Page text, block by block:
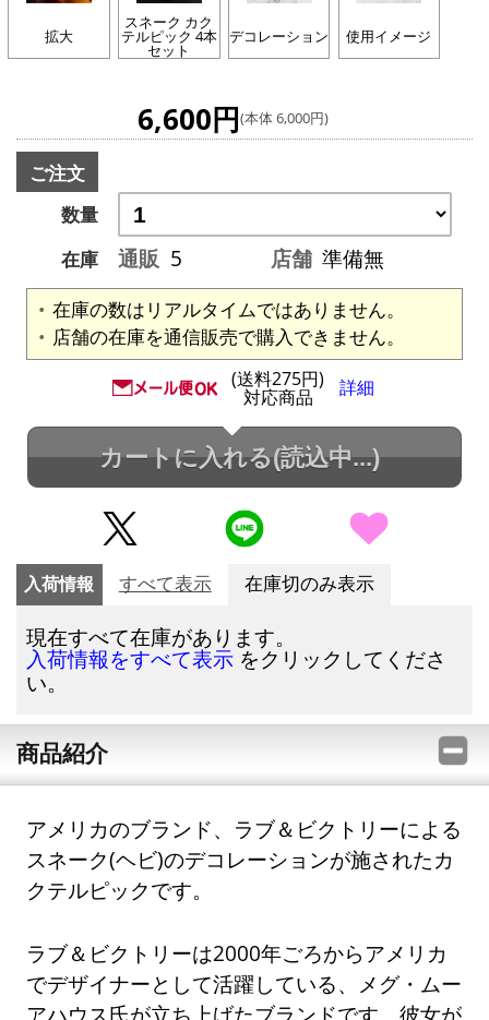
拡大
スネーク カク
テルピック 4本
セット
デコレーション 使用イメージ
6,600円(本体 6,000円)
ご注文
数量
在庫
通販 5 店舗 準備無
在庫の数はリアルタイムではありません。
店舗の在庫を通信販売で購入できません。
(送料275円)
対応商品 詳細
カートに入れる(読込中...)
入荷情報 すべて表示 在庫切のみ表示
現在すべて在庫があります。
入荷情報をすべて表示 をクリックしてくださ
い。
商品紹介
アメリカのブランド、ラブ＆ビクトリーによる
スネーク(ヘビ)のデコレーションが施されたカ
クテルピックです。
ラブ＆ビクトリーは2000年ごろからアメリカ
でデザイナーとして活躍している、メグ・ムー
アハウス氏が立ち上げたブランドです。彼女が